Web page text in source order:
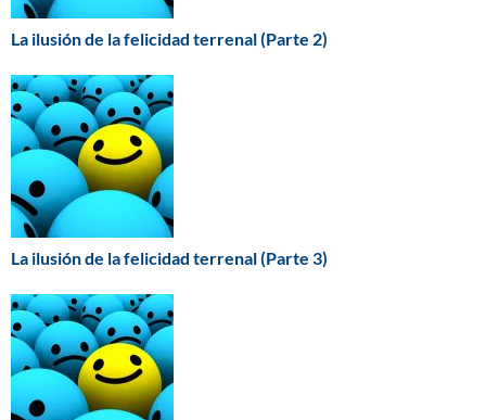
La ilusión de la felicidad terrenal (Parte 2)
La ilusión de la felicidad terrenal (Parte 3)